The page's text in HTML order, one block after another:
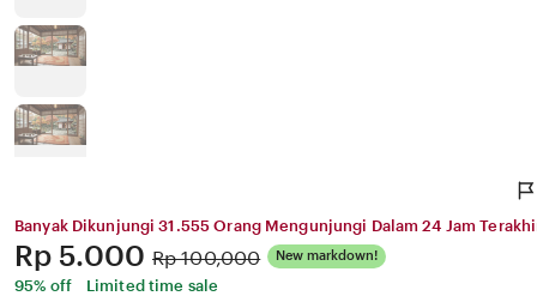
Banyak Dikunjungi 31.555 Orang Mengunjungi Dalam 24 Jam
Price:
Rp 5.000 Original
Price:
Rp 100,000 New markdown!
95% off
Limited time sale